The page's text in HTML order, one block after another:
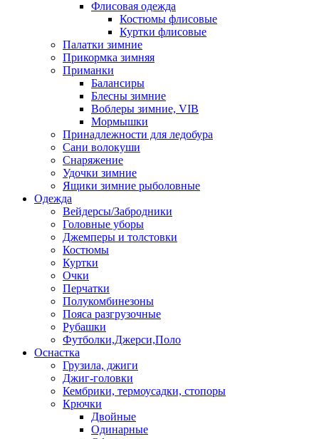
Флисовая одежда
Костюмы флисовые
Куртки флисовые
Палатки зимние
Прикормка зимняя
Приманки
Балансиры
Блесны зимние
Воблеры зимние, VIB
Мормышки
Принадлежности для ледобура
Сани волокуши
Снаряжение
Удочки зимние
Ящики зимние рыболовные
Одежда
Вейдерсы/Забродники
Головные уборы
Джемперы и толстовки
Костюмы
Куртки
Очки
Перчатки
Полукомбинезоны
Пояса разгрузочные
Рубашки
Футболки,Джерси,Поло
Оснастка
Грузила, джиги
Джиг-головки
Кембрики, термоусадки, стопоры
Крючки
Двойные
Одинарные